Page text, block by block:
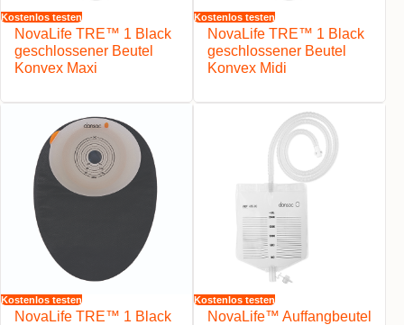
Kostenlos testen
NovaLife TRE™ 1 Black
geschlossener Beutel
Konvex Maxi
Kostenlos testen
NovaLife TRE™ 1 Black
geschlossener Beutel
Konvex Midi
Kostenlos testen
NovaLife TRE™ 1 Black
Kostenlos testen
NovaLife™ Auffangbeutel